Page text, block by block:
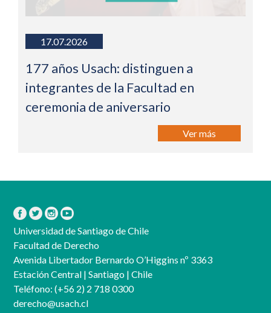
17.07.2026
177 años Usach: distinguen a
integrantes de la Facultad en
ceremonia de aniversario
Ver más
Universidad de Santiago de Chile
Facultad de Derecho
Avenida Libertador Bernardo O’Higgins nº 3363
Estación Central | Santiago | Chile
Teléfono: (+56 2) 2 718 0300
derecho@usach.cl